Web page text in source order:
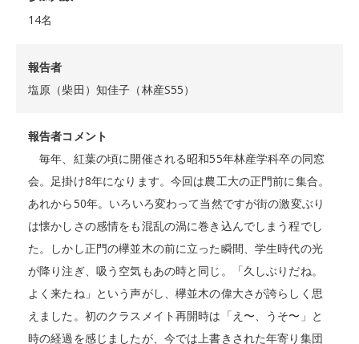
14名
報告者
塩原（柴田）知佳子（林産S55）
報告者コメント
毎年、紅葉の頃に開催される昭和55年林産学科卒の同窓
会。足掛け8年になります。今回は農工大の正門前に集合。
あれから50年。いろいろ変わって当然ですが街の激変ぶり
は懐かしさの感情をも混乱の渦に巻き込んでしまう程でし
た。しかし正門の欅並木の前に立った瞬間、学生時代の光
が降り注ぎ、吸う空気もあの時と同じ。「久しぶりだね。
よく来たね」という声がし、欅並木の偉大さが誇らしく思
えました。初のクラスメイト再開時は「え〜、うそ〜」と
時の経過を感じましたが、今では上書きされた年寄り集団